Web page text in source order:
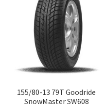
155/80-13 79T Goodride
SnowMaster SW608